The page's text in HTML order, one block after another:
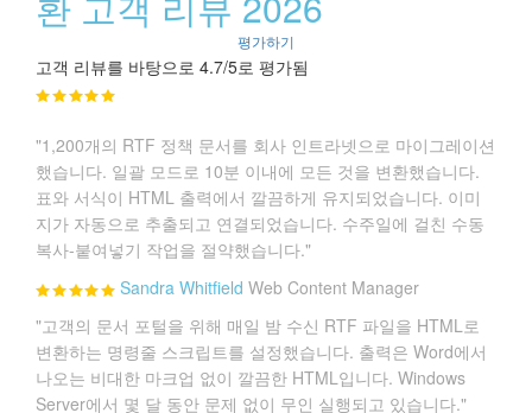
평가하기
고객 리뷰를 바탕으로 4.7/5로 평가됨
"1,200개의 RTF 정책 문서를 회사 인트라넷으로 마이그레이션
했습니다. 일괄 모드로 10분 이내에 모든 것을 변환했습니다.
표와 서식이 HTML 출력에서 깔끔하게 유지되었습니다. 이미
지가 자동으로 추출되고 연결되었습니다. 수주일에 걸친 수동
복사-붙여넣기 작업을 절약했습니다."
Sandra Whitfield Web Content Manager
"고객의 문서 포털을 위해 매일 밤 수신 RTF 파일을 HTML로
변환하는 명령줄 스크립트를 설정했습니다. 출력은 Word에서
나오는 비대한 마크업 없이 깔끔한 HTML입니다. Windows
Server에서 몇 달 동안 문제 없이 무인 실행되고 있습니다."